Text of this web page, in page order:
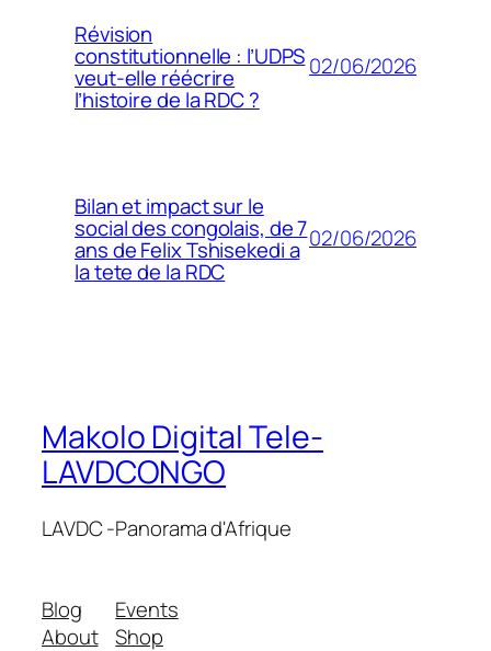
Révision
constitutionnelle : l’UDPS
veut-elle réécrire
l’histoire de la RDC ?
02/06/2026
Bilan et impact sur le
social des congolais, de 7
ans de Felix Tshisekedi a
la tete de la RDC
02/06/2026
Makolo Digital Tele-
LAVDCONGO
LAVDC -Panorama d'Afrique
Blog
About
Events
Shop